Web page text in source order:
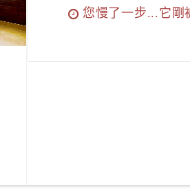
您慢了一步...它剛